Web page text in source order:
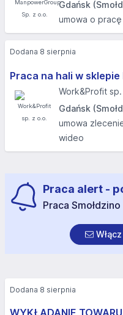
Gdańsk
umowa o
Praca na hali w
Work&Profit
Gdańsk
umowa
wideo
Dodana 8 sierpnia
Praca alert -
Praca Smołdzino
WYKŁADANIE
Dodana 8 sierpnia